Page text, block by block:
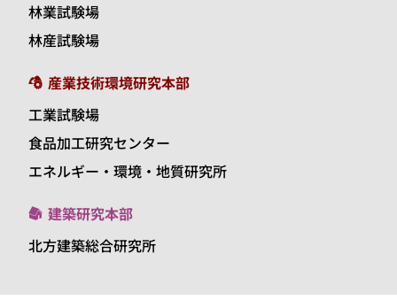
林業試験場
林産試験場
産業技術環境研究本部
工業試験場
食品加工研究センター
エネルギー・環境・地質研究所
建築研究本部
北方建築総合研究所